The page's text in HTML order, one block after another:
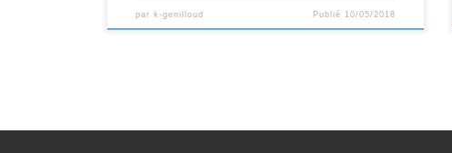
par k-genilloud Publié 10/05/2018